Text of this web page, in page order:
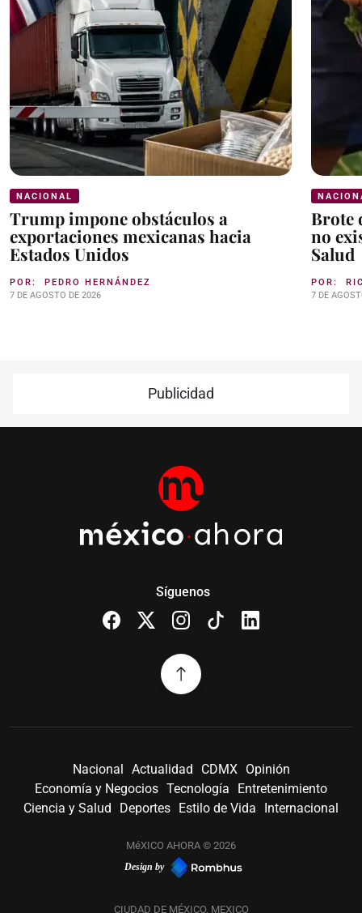
NACIONAL
Trump impone obstáculos a
exportaciones mexicanas hacia
Estados Unidos
POR: PEDRO HERNÁNDEZ
7 DE AGOSTO DE 2026
Brote
no
Salud
POR:
7 DE
Publicidad
Síguenos
Nacional Actualidad CDMX
Opinión
Economía y Negocios Tecnología
Entretenimiento
Ciencia y Salud
Deportes Estilo de Vida Internacional
MéXICO AHORA © 2026
Design by
CIUDAD DE MÉXICO, MEXICO